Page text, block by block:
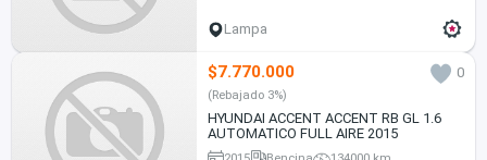
Lampa
$7.770.000 0
(Rebajado 3%)
HYUNDAI ACCENT ACCENT RB GL 1.6
AUTOMATICO FULL AIRE 2015